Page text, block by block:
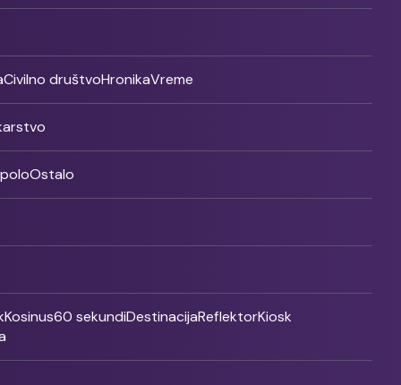
Civilno društvoHronikaVreme
Ostalo
Kosinus60 sekundiDestinacijaReflektorKiosk